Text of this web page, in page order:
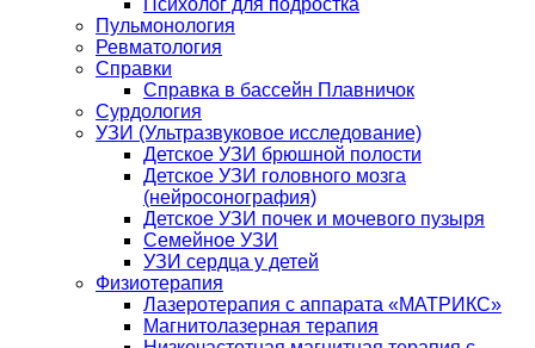
Психолог для подростка
Пульмонология
Ревматология
Справки
Справка в бассейн Плавничок
Сурдология
УЗИ (Ультразвуковое исследование)
Детское УЗИ брюшной полости
Детское УЗИ головного мозга
(нейросонография)
Детское УЗИ почек и мочевого пузыря
Семейное УЗИ
УЗИ сердца у детей
Физиотерапия
Лазеротерапия с аппарата «МАТРИКС»
Магнитолазерная терапия